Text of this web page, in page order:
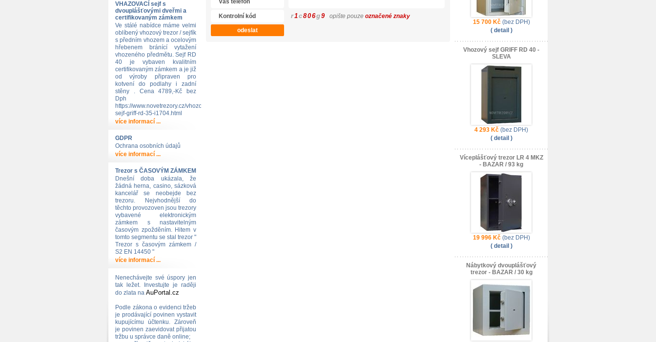
VHAZOVACÍ sejf s
dvouplášťovými dveřmi a
certifikovaným zámkem
Ve stálé nabídce máme velmi
oblíbený vhozový trezor / sejfík
s předním vhozem a ocelovým
hřebenem bránící vytažení
vhozeného předmětu. Sejf RD
40 je vybaven kvalitním
certifikovaným zámkem a je již
od výroby připraven pro
kotvení do podlahy i zadní
stěny . Cena 4789,-Kč bez
Dph
https://www.novetrezory.cz/vhozovy-
sejf-griff-rd-35-i1704.html
více informací ...
GDPR
Ochrana osobních údajů
více informací ...
Trezor s ČASOVÝM ZÁMKEM
Dnešní doba ukázala, že
žádná herna, casino, sázková
kancelář se neobejde bez
trezoru. Nejvhodnější do
těchto provozoven jsou trezory
vybavené elektronickým
zámkem s nastavitelným
časovým zpožděním. Hitem v
tomto segmentu se stal trezor "
Trezor s časovým zámkem /
S2 EN 14450 "
více informací ...
Nenechávejte své úspory jen
tak ležet. Investujte je raději
do zlata na AuPortal.cz
Podle zákona o evidenci tržeb
je prodávající povinen vystavit
kupujícímu účtenku. Zároveň
je povinen zaevidovat přijatou
tržbu u správce daně online;
r1c806g9 opište pouze označené znaky
15 700 Kč(bez DPH)
( detail )
Vhozový sejf GRIFF RD 40 -
SLEVA
4 293 Kč (bez DPH)
( detail )
Víceplášťový trezor LR 4 MKZ
- BAZAR / 93 kg
19 996 Kč(bez DPH)
( detail )
Nábytkový dvouplášťový
trezor - BAZAR / 30 kg